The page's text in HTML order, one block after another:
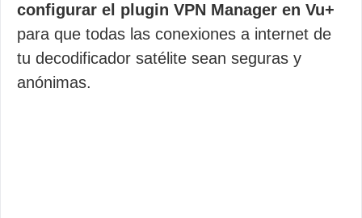
configurar el plugin VPN Manager en Vu+
para que todas las conexiones a internet de
tu decodificador satélite sean seguras y
anónimas.